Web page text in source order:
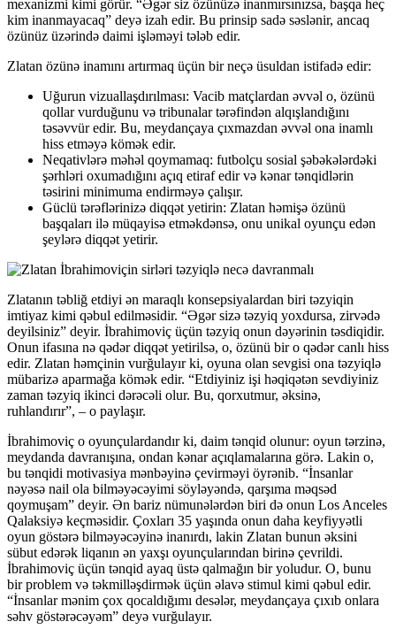
mexanizmi kimi görür. “Əgər siz özünüzə inanmırsınızsa, başqa heç
kim inanmayacaq” deyə izah edir. Bu prinsip sadə səslənir, ancaq
özünüz üzərində daimi işləməyi tələb edir.
Zlatan özünə inamını artırmaq üçün bir neçə üsuldan istifadə edir:
Uğurun vizuallaşdırılması: Vacib matçlardan əvvəl o, özünü
qollar vurduğunu və tribunalar tərəfindən alqışlandığını
təsəvvür edir. Bu, meydançaya çıxmazdan əvvəl ona inamlı
hiss etməyə kömək edir.
Neqativlərə məhəl qoymamaq: futbolçu sosial şəbəkələrdəki
şərhləri oxumadığını açıq etiraf edir və kənar tənqidlərin
təsirini minimuma endirməyə çalışır.
Güclü tərəflərinizə diqqət yetirin: Zlatan həmişə özünü
başqaları ilə müqayisə etməkdənsə, onu unikal oyunçu edən
şeylərə diqqət yetirir.
Zlatanın təbliğ etdiyi ən maraqlı konsepsiyalardan biri təzyiqin
imtiyaz kimi qəbul edilməsidir. “Əgər sizə təzyiq yoxdursa, zirvədə
deyilsiniz” deyir. İbrahimoviç üçün təzyiq onun dəyərinin təsdiqidir.
Onun ifasına nə qədər diqqət yetirilsə, o, özünü bir o qədər canlı hiss
edir. Zlatan həmçinin vurğulayır ki, oyuna olan sevgisi ona təzyiqlə
mübarizə aparmağa kömək edir. “Etdiyiniz işi həqiqətən sevdiyiniz
zaman təzyiq ikinci dərəcəli olur. Bu, qorxutmur, əksinə,
ruhlandırır”, – o paylaşır.
İbrahimoviç o oyunçulardandır ki, daim tənqid olunur: oyun tərzinə,
meydanda davranışına, ondan kənar açıqlamalarına görə. Lakin o,
bu tənqidi motivasiya mənbəyinə çevirməyi öyrənib. “İnsanlar
nəyəsə nail ola bilməyəcəyimi söyləyəndə, qarşıma məqsəd
qoymuşam” deyir. Ən bariz nümunələrdən biri də onun Los Anceles
Qalaksiyə keçməsidir. Çoxları 35 yaşında onun daha keyfiyyətli
oyun göstərə bilməyəcəyinə inanırdı, lakin Zlatan bunun əksini
sübut edərək liqanın ən yaxşı oyunçularından birinə çevrildi.
İbrahimoviç üçün tənqid ayaq üstə qalmağın bir yoludur. O, bunu
bir problem və təkmilləşdirmək üçün əlavə stimul kimi qəbul edir.
“İnsanlar mənim çox qocaldığımı desələr, meydançaya çıxıb onlara
səhv göstərəcəyəm” deyə vurğulayır.